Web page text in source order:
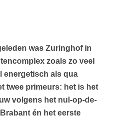
was Zuringhof in
zoals zo veel
energetisch als qua
twee primeurs: het is het
volgens het nul-op-de-
én het eerste